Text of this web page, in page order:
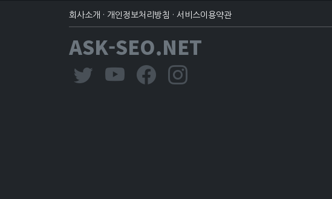
회사소개 · 개인정보처리방침 · 서비스이용약관
ASK-SEO.NET